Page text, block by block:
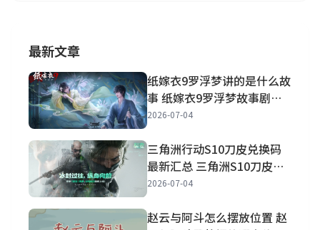
最新文章
纸嫁衣9罗浮梦讲的是什么故
事 纸嫁衣9罗浮梦故事剧情
一览
2026-07-04
三角洲行动S10刀皮兑换码
最新汇总 三角洲S10刀皮兑
换码最新大全
2026-07-04
赵云与阿斗怎么摆放位置 赵